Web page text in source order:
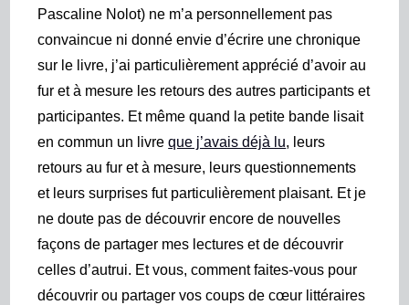
Pascaline Nolot) ne m’a personnellement pas
convaincue ni donné envie d’écrire une chronique
sur le livre, j’ai particulièrement apprécié d’avoir au
fur et à mesure les retours des autres participants et
participantes. Et même quand la petite bande lisait
en commun un livreque j’avais déjà lu, leurs
retours au fur et à mesure, leurs questionnements
et leurs surprises fut particulièrement plaisant. Et je
ne doute pas de découvrir encore de nouvelles
façons de partager mes lectures et de découvrir
celles d’autrui. Et vous, comment faites-vous pour
découvrir ou partager vos coups de cœur littéraires